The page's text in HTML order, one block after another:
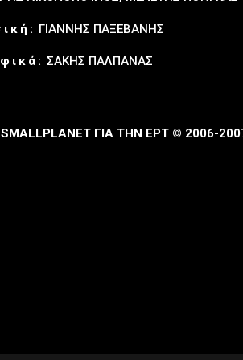
ΓΙΑΝΝΗΣ ΠΑΞΕΒΑΝΗΣ
ΣΑΚΗΣ ΠΑΛΠΑΝΑΣ
ΓΙΑ ΤΗΝ ΕΡΤ © 2006-